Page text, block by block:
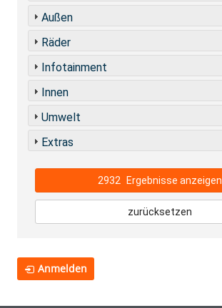
Außen
Räder
Infotainment
Innen
Umwelt
Extras
2932 Ergebnisse anzeigen
zurücksetzen
Anmelden